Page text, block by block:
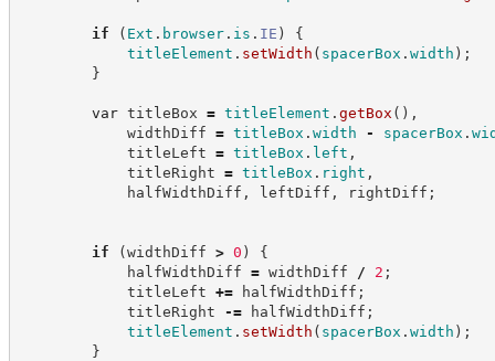
if ( Ext . browser. is . IE )
{
titleElement . setWidth ( spacerBox . width ) ;
}
var titleBox = titleElement . getBox ( ) ,
widthDiff = titleBox . width - spacerBox .
titleLeft = titleBox . left ,
titleRight = titleBox . right ,
halfWidthDiff , leftDiff , rightDiff ;
if (widthDiff > 0 )
{
halfWidthDiff = widthDiff / 2 ;
titleLeft += halfWidthDiff ;
titleRight
-= halfWidthDiff ;
titleElement . setWidth ( spacerBox . width ) ;
}